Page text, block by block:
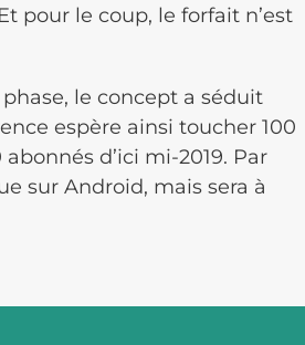
pour le coup, le forfait n’est
le concept a séduit
espère ainsi toucher 100
d’ici mi-2019. Par
sur Android, mais sera à